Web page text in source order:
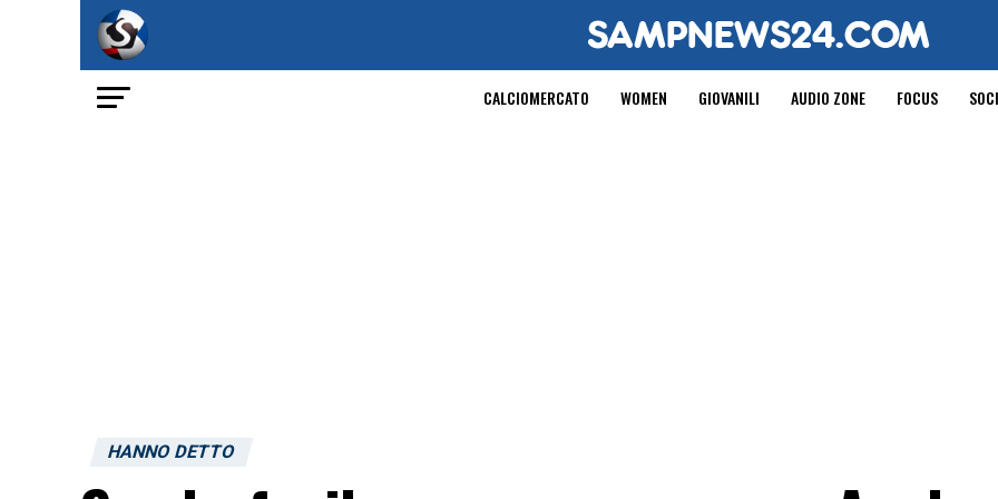
CALCIOMERCATO WOMEN GIOVANILI AUDIO ZONE FOCUS
HANNO DETTO